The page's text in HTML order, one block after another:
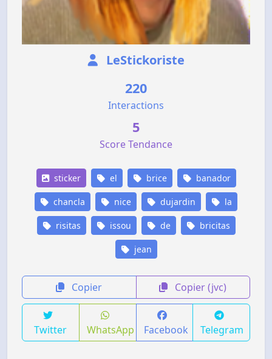
LeStickoriste
220
Interactions
5
Score Tendance
sticker el brice banador
chancla nice dujardin la
risitas issou de bricitas
jean
Copier Copier (jvc)
Twitter WhatsApp Facebook Telegram